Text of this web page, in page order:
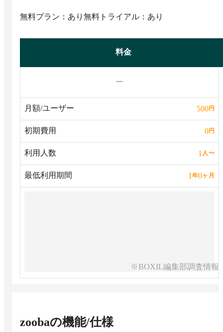
無料プラン：あり 無料トライアル：あり
料金
ー
月額/ユーザー 500円
初期費用 0円
利用人数 1人〜
最低利用期間 1 年0ヶ月
※BOXIL編集部調査情報
zoobaの機能/仕様